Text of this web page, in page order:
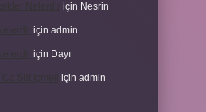
için Nesrin
için admin
için Dayı
için admin